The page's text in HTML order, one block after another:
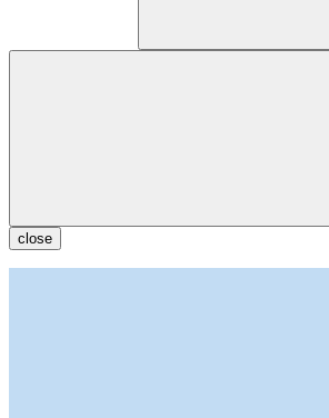
close